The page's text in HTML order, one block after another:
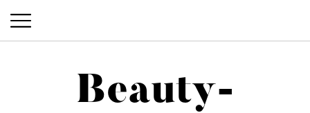
Beauty-